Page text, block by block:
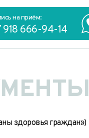
на приём:
918 666-94-14
здоровья граждан»)